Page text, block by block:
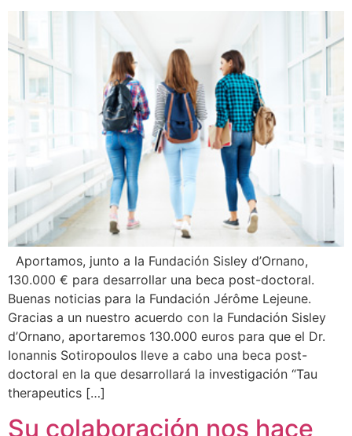
Aportamos, junto a la Fundación Sisley d’Ornano,
130.000 € para desarrollar una beca post-doctoral.
Buenas noticias para la Fundación Jérôme Lejeune.
Gracias a un nuestro acuerdo con la Fundación Sisley
d’Ornano, aportaremos 130.000 euros para que el Dr.
Ionannis Sotiropoulos lleve a cabo una beca post-
doctoral en la que desarrollará la investigación “Tau
therapeutics […]
Su colaboración nos hace